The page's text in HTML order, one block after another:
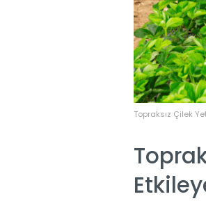
Topraksız Çilek